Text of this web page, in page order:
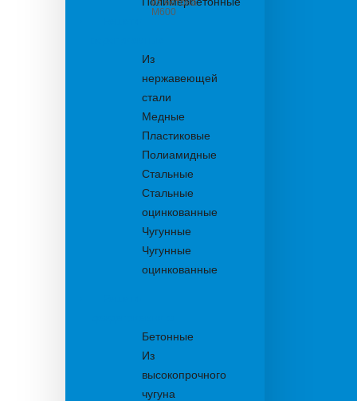
из бетона
М600
Из
нержавеющей
стали
Медные
Пластиковые
Полиамидные
Стальные
Стальные
оцинкованные
Чугунные
Чугунные
оцинкованные
Бетонные
Из
высокопрочного
чугуна